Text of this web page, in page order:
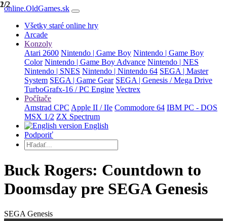
online.OldGames.sk
Všetky staré online hry
Arcade
Konzoly
Atari 2600 Nintendo | Game Boy Nintendo | Game Boy
Color Nintendo | Game Boy Advance Nintendo | NES
Nintendo | SNES Nintendo | Nintendo 64 SEGA | Master
System SEGA | Game Gear SEGA | Genesis / Mega Drive
TurboGrafx-16 / PC Engine Vectrex
Počítače
Amstrad CPC Apple II / IIe Commodore 64 IBM PC - DOS
MSX 1/2 ZX Spectrum
English
Podporiť
Buck Rogers: Countdown to
Doomsday pre SEGA Genesis
SEGA Genesis
1/2
2/2